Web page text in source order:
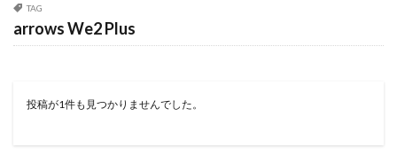
TAG
arrows We2 Plus
投稿が1件も見つかりませんでした。